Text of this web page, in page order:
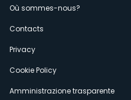
secondario
Où sommes-nous?
Contacts
Privacy
Cookie Policy
Amministrazione trasparente